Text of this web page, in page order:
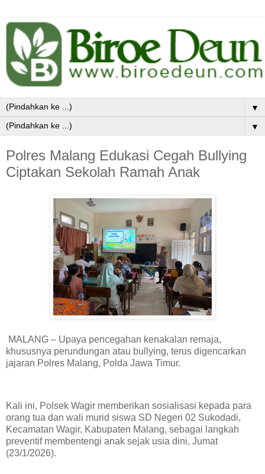
▼
▼
Polres Malang Edukasi Cegah Bullying
Ciptakan Sekolah Ramah Anak
MALANG – Upaya pencegahan kenakalan remaja,
khususnya perundungan atau bullying, terus digencarkan
jajaran Polres Malang, Polda Jawa Timur.
Kali ini, Polsek Wagir memberikan sosialisasi kepada para
orang tua dan wali murid siswa SD Negeri 02 Sukodadi,
Kecamatan Wagir, Kabupaten Malang, sebagai langkah
preventif membentengi anak sejak usia dini, Jumat
(23/1/2026).